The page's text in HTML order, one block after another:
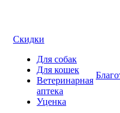
Скидки
Для собак
Для кошек
Ветеринарная
аптека
Уценка